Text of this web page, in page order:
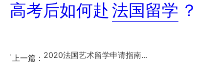
高考后如何赴 法国留学 ？
上一篇： 2020法国艺术留学申请指南...